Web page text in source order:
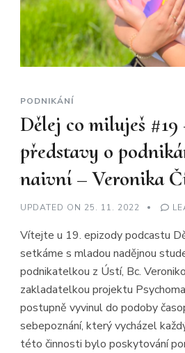
PODNIKÁNÍ
Dělej co miluješ
představy o
naivní – Veronika
UPDATED ON 25. 11. 2022
Vítejte u 19. epizody podcastu
setkáme s mladou nadějnou
podnikatelkou z Ústí, Bc.
zakladatelkou projektu
postupně vyvinul do podoby
sebepoznání, který vycházel
této činnosti bylo poskytování